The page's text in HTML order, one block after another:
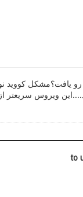
رو یافت؟مشکل
ویروس سریعتر
to